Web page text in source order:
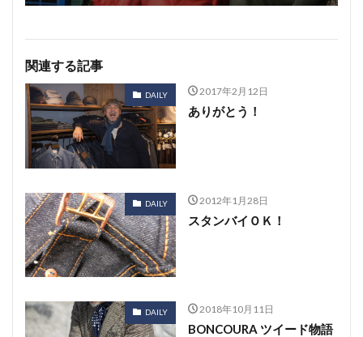
関連する記事
DAILY 2017年2月12日
ありがとう！
DAILY 2012年1月28日
スタンバイＯＫ！
DAILY 2018年10月11日
BONCOURA ツイード物語